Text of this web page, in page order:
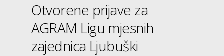
Otvorene prijave za
AGRAM Ligu mjesnih
zajednica Ljubuški